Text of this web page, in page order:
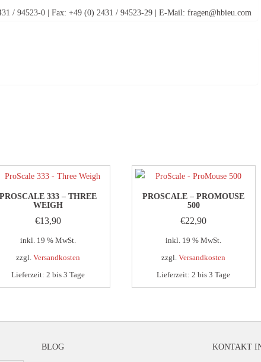
/ 94523-0 | Fax: +49 (0) 2431 / 94523-29 | E-Mail: fragen@hbieu.com
PROSCALE 333 – THREE
WEIGH
€13,90
inkl. 19 % MwSt.
zzgl. Versandkosten
Lieferzeit: 2 bis 3 Tage
PROSCALE – PROMOUSE
500
€22,90
inkl. 19 % MwSt.
zzgl.Versandkosten
Lieferzeit:2 bis 3 Tage
BLOG KONTAKT